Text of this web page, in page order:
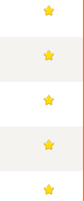
1
1
1
1
1